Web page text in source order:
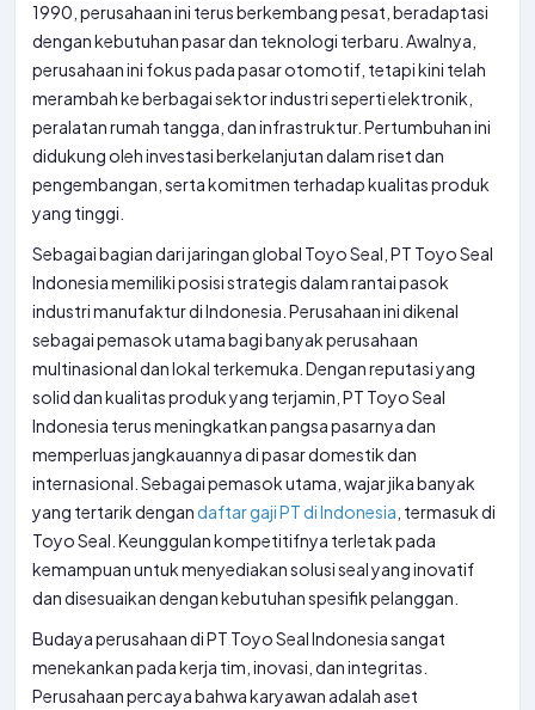
1990, perusahaan ini terus berkembang pesat, beradaptasi
dengan kebutuhan pasar dan teknologi terbaru. Awalnya,
perusahaan ini fokus pada pasar otomotif, tetapi kini telah
merambah ke berbagai sektor industri seperti elektronik,
peralatan rumah tangga, dan infrastruktur. Pertumbuhan ini
didukung oleh investasi berkelanjutan dalam riset dan
pengembangan, serta komitmen terhadap kualitas produk
yang tinggi.
Sebagai bagian dari jaringan global Toyo Seal, PT Toyo Seal
Indonesia memiliki posisi strategis dalam rantai pasok
industri manufaktur di Indonesia. Perusahaan ini dikenal
sebagai pemasok utama bagi banyak perusahaan
multinasional dan lokal terkemuka. Dengan reputasi yang
solid dan kualitas produk yang terjamin, PT Toyo Seal
Indonesia terus meningkatkan pangsa pasarnya dan
memperluas jangkauannya di pasar domestik dan
internasional. Sebagai pemasok utama, wajar jika banyak
yang tertarik dengan daftar gaji PT di Indonesia , termasuk di
Toyo Seal. Keunggulan kompetitifnya terletak pada
kemampuan untuk menyediakan solusi seal yang inovatif
dan disesuaikan dengan kebutuhan spesifik pelanggan.
Budaya perusahaan di PT Toyo Seal Indonesia sangat
menekankan pada kerja tim, inovasi, dan integritas.
Perusahaan percaya bahwa karyawan adalah aset